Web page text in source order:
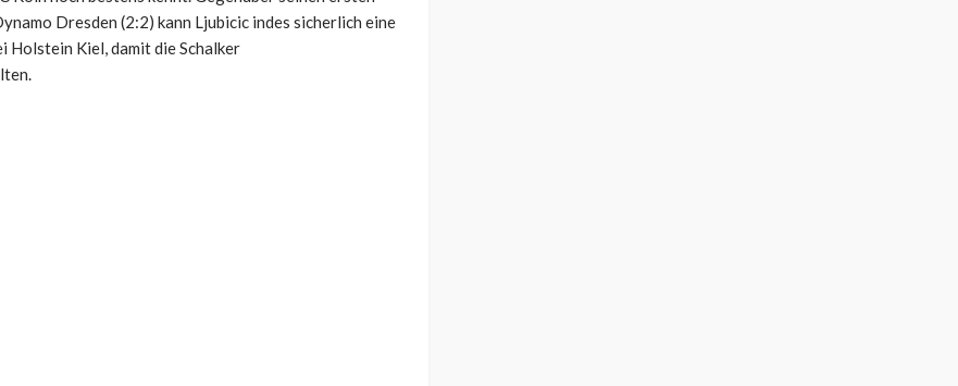
Dresden (2:2) kann Ljubicic indes sicherlich eine
Holstein Kiel, damit die Schalker